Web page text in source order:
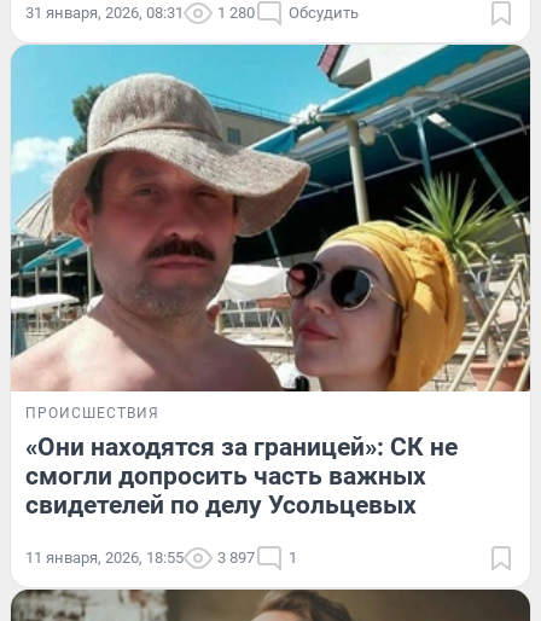
31 января, 2026, 08:31 1 280 Обсудить
ПРОИСШЕСТВИЯ
«Они находятся за границей»: СК не
смогли допросить часть важных
свидетелей по делу Усольцевых
11 января, 2026, 18:55 3 897 1